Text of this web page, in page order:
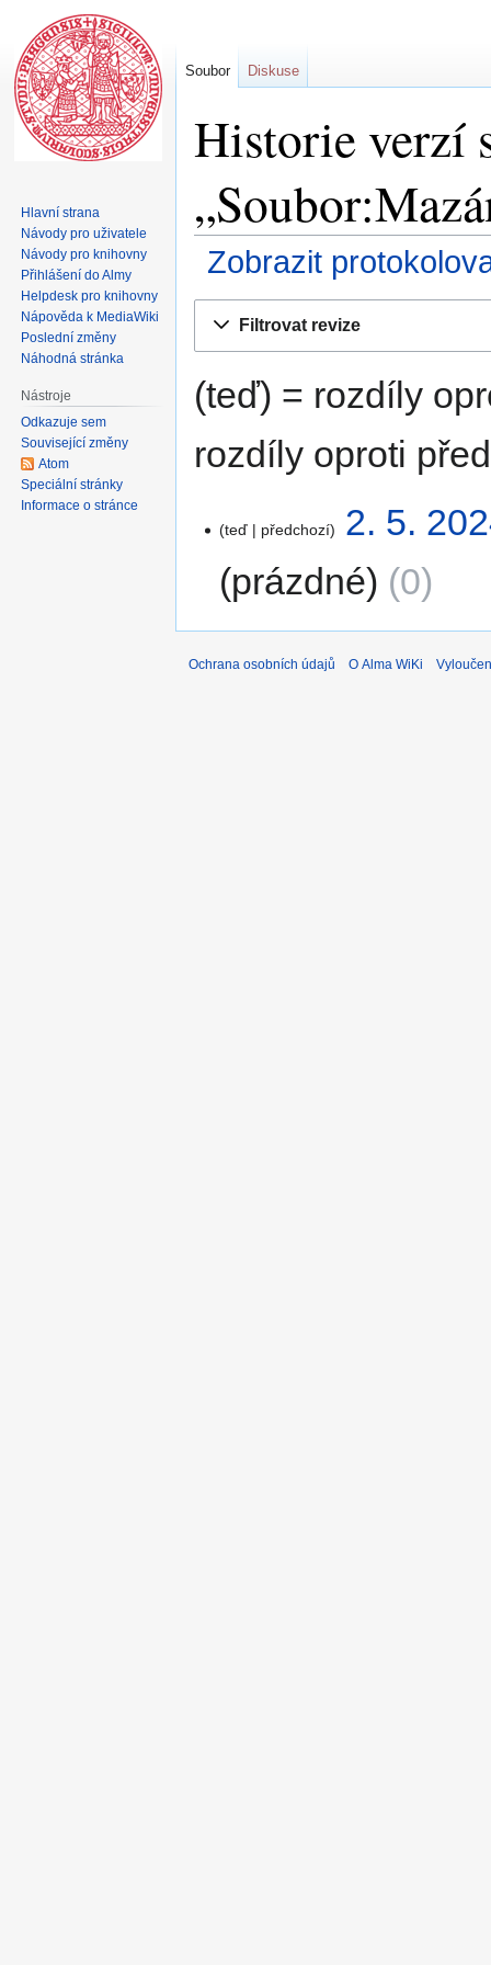
Historie verzí
Zobrazit
Filtrovat revize
(teď) = rozdíly
rozdíly oproti
teď předchozí
2. 5.
prázdné
0
Soubor Diskuse
Hlavní strana
Návody pro uživatele
Návody pro knihovny
Přihlášení do Almy
Helpdesk pro knihovny
Nápověda k MediaWiki
Poslední změny
Náhodná stránka
Nástroje
Odkazuje sem
Související změny
Atom
Speciální stránky
Informace o stránce
Ochrana osobních údajů O Alma WiKi